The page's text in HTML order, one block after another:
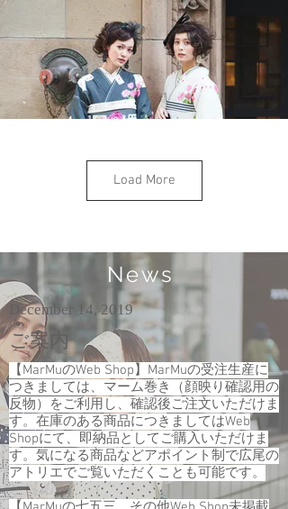
Load More
News
December 14, 2019
ご案内
【MarMuのWeb Shop】MarMuの受注生産に
つきましては、マーム巻き（顔映り確認用の
反物）をご利用し、確認後ご注文いただけま
す。在庫のある商品につきましてはWeb
Shopにて、即納品としてご購入いただけま
す。気になる商品などアポイント制で広尾の
アトリエでご覧いただくことも可能です。